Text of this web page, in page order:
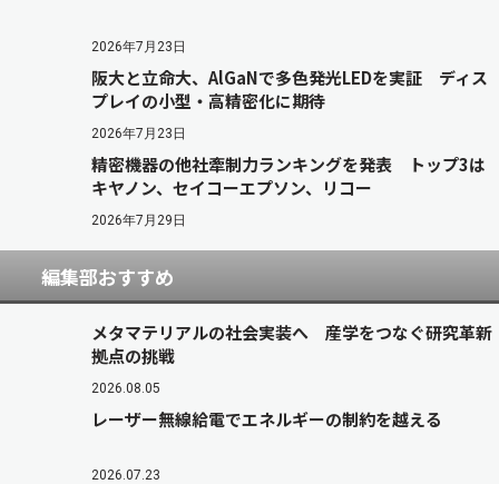
2026年7月23日
阪大と立命大、AlGaNで多色発光LEDを実証 ディス
プレイの小型・高精密化に期待
2026年7月23日
精密機器の他社牽制力ランキングを発表 トップ3は
キヤノン、セイコーエプソン、リコー
2026年7月29日
編集部おすすめ
メタマテリアルの社会実装へ 産学をつなぐ研究革新
拠点の挑戦
2026.08.05
レーザー無線給電でエネルギーの制約を越える
2026.07.23